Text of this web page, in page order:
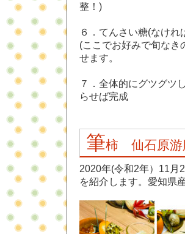
整！)
６．てんさい糖(なけ
(ここでお好みで旬なき
せます。
７．全体的にグツグツ
らせば完成
筆柿 仙石原
2020年(令和2年）11月
を紹介します。愛知県